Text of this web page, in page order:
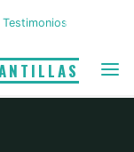
Testimonios